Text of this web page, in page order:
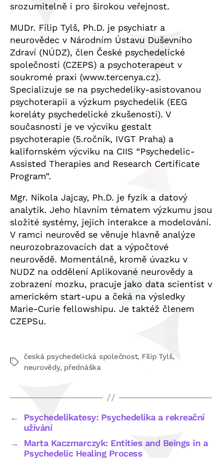
srozumitelně i pro širokou veřejnost.
MUDr. Filip Tylš, Ph.D. je psychiatr a
neurovědec v Národním Ústavu Duševního
Zdraví (NÚDZ), člen České psychedelické
společnosti (CZEPS) a psychoterapeut v
soukromé praxi (www.tercenya.cz).
Specializuje se na psychedeliky-asistovanou
psychoterapii a výzkum psychedelik (EEG
koreláty psychedelické zkušenosti). V
současnosti je ve výcviku gestalt
psychoterapie (5.ročník, IVGT Praha) a
kalifornském výcviku na CIIS “Psychedelic-
Assisted Therapies and Research Certificate
Program”.
Mgr. Nikola Jajcay, Ph.D. je fyzik a datový
analytik. Jeho hlavním tématem výzkumu jsou
složité systémy, jejich interakce a modelování.
V ramci neurověd se věnuje hlavně analýze
neurozobrazovacích dat a výpočtové
neurovědě. Momentálně, kromě úvazku v
NUDZ na oddělení Aplikované neurovědy a
zobrazení mozku, pracuje jako data scientist v
americkém start-upu a čeká na výsledky
Marie-Curie fellowshipu. Je taktéž členem
CZEPSu.
Štítky
česká psychedelická společnost, Filip Tylš,
neurovědy, přednáška
←
Psychedelikatesy: Psychedelika a rekreační
užívání
→
Marta Kaczmarczyk: Entities and Beings in a
Psychedelic Healing Process